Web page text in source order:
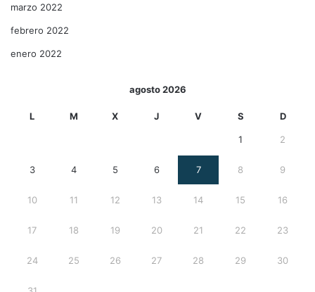
marzo 2022
febrero 2022
enero 2022
agosto 2026
L M X J V S D
1 2
3 4 5 6 7 8 9
10 11 12 13 14 15 16
17 18 19 20 21 22 23
24 25 26 27 28 29 30